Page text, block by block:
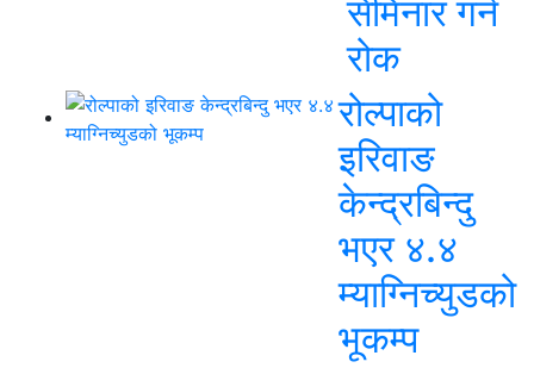
सेमिनार गर्न
रोक
रोल्पाको
इरिवाङ
केन्द्रबिन्दु
भएर ४.४
म्याग्निच्युडको
भूकम्प